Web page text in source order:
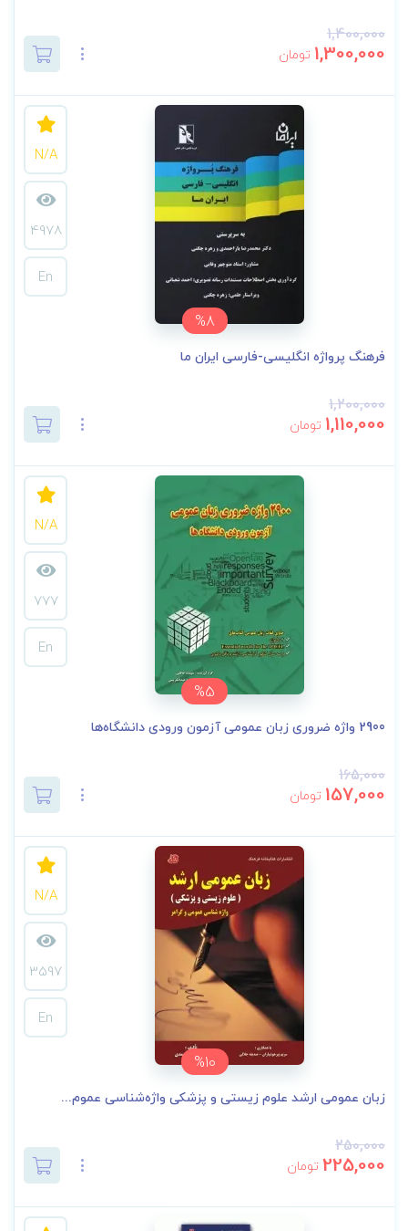
1,400,000
1,300,000 تومان
%8
N/A
4978
En
فرهنگ پرواژه انگلیسی-فارسی ایران ما
1,200,000
1,110,000 تومان
%5
N/A
777
En
2900 واژه ضروری زبان عمومی آزمون ورودی دانشگاه‌ها
165,000
157,000 تومان
%10
N/A
3597
En
زبان عمومی ارشد علوم زیستی و پزشکی واژه‌شناسی عموم...
250,000
225,000 تومان